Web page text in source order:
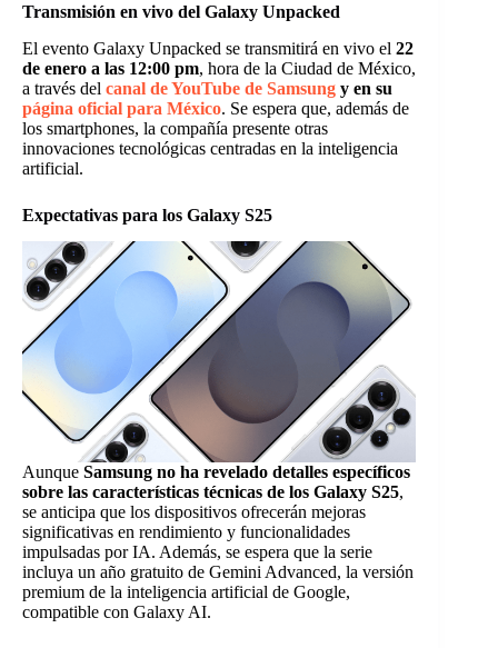
Transmisión en vivo del Galaxy Unpacked
El evento Galaxy Unpacked se transmitirá en vivo el 22
de enero a las 12:00 pm, hora de la Ciudad de México,
a través del canal de YouTube de Samsung y en su
página oficial para México. Se espera que, además de
los smartphones, la compañía presente otras
innovaciones tecnológicas centradas en la inteligencia
artificial.
Expectativas para los Galaxy S25
Aunque Samsung no ha revelado detalles específicos
sobre las características técnicas de los Galaxy S25,
se anticipa que los dispositivos ofrecerán mejoras
significativas en rendimiento y funcionalidades
impulsadas por IA. Además, se espera que la serie
incluya un año gratuito de Gemini Advanced, la versión
premium de la inteligencia artificial de Google,
compatible con Galaxy AI.